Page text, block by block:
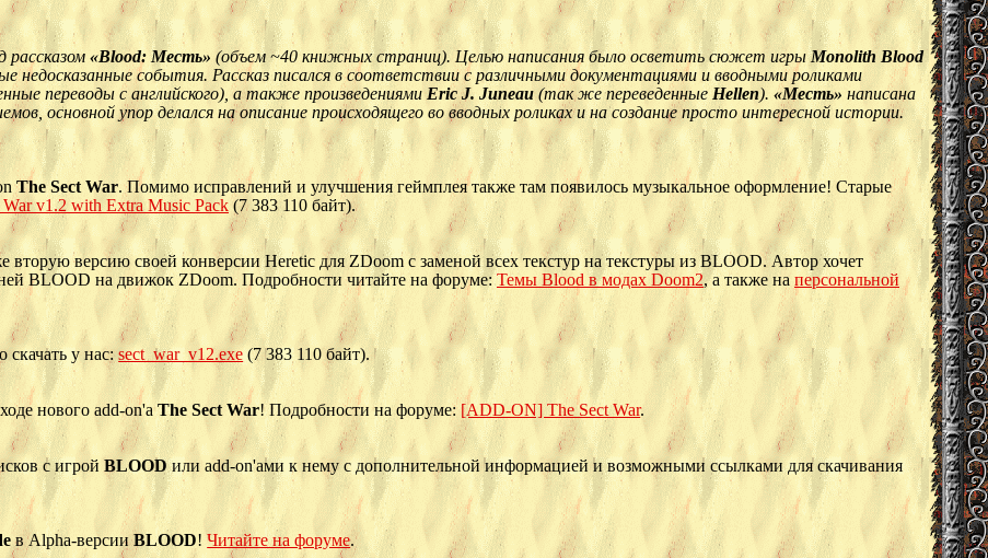
рассказом«Blood: Месть» (объем ~40 книжных страниц). Целью написания было осветить сюжет игрыMonolith Blood
недосказанные события. Рассказ писался в соответствии с различными документациями и вводными роликами
переводы с английского), а также произведениями Eric J. Juneau (так же переведенные Hellen). «Месть» написана
основной упор делался на описание происходящего во вводных роликах и на создание просто интересной истории.
The Sect War. Помимо исправлений и улучшения геймплея также там появилось музыкальное оформление! Старые
War v1.2 with Extra Music Pack(7 383 110 байт).
вторую версию своей конверсии Heretic для ZDoom с заменой всех текстур на текстуры из BLOOD. Автор хочет
BLOOD на движок ZDoom. Подробности читайте на форуме:Темы Blood в модах Doom2, а также на персональной
у нас:sect_war_v12.exe (7 383 110 байт).
нового add-on'аThe Sect War! Подробности на форуме: [ADD-ON] The Sect War.
с игройBLOODили add-on'ами к нему с дополнительной информацией и возможными ссылками для скачивания
в Alpha-версииBLOOD!Читайте на форуме.